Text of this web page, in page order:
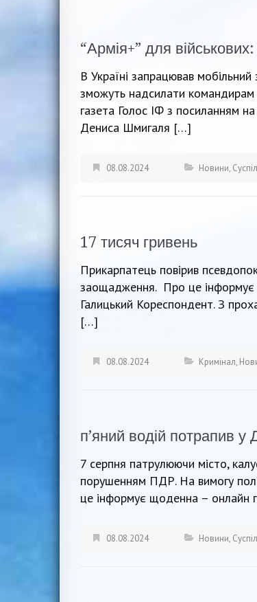
“Армія+” для
В Україні запрацював мобільний
зможуть надсилати
газета Голос ІФ з посиланням
Дениса Шмигаля […]
08.08.2024 Новини,
17 тисяч гривень
Прикарпатець повірив
заощадження. Про це інформує
Галицький Кореспондент. З
[…]
08.08.2024 Кримінал,
п’яний водій потрапив
7 серпня патрулюючи місто,
порушенням ПДР. На вимогу
це інформує щоденна – онлайн
08.08.2024 Новини,